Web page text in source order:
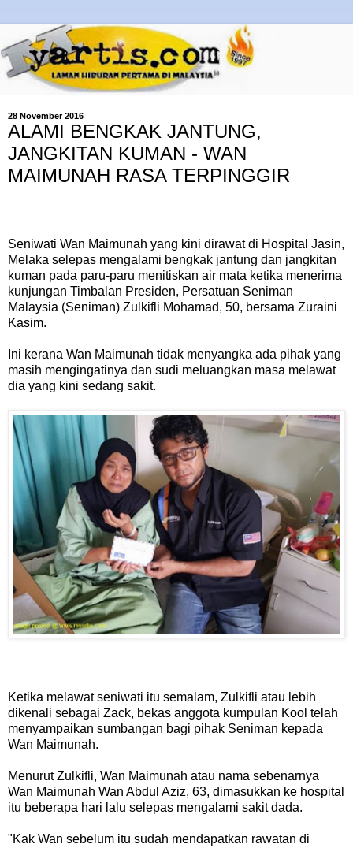
28 November 2016
ALAMI BENGKAK JANTUNG,
JANGKITAN KUMAN - WAN
MAIMUNAH RASA TERPINGGIR
Seniwati Wan Maimunah yang kini dirawat di Hospital Jasin,
Melaka selepas mengalami bengkak jantung dan jangkitan
kuman pada paru-paru menitiskan air mata ketika menerima
kunjungan Timbalan Presiden, Persatuan Seniman
Malaysia (Seniman) Zulkifli Mohamad, 50, bersama Zuraini
Kasim.
Ini kerana Wan Maimunah tidak menyangka ada pihak yang
masih mengingatinya dan sudi meluangkan masa melawat
dia yang kini sedang sakit.
Ketika melawat seniwati itu semalam, Zulkifli atau lebih
dikenali sebagai Zack, bekas anggota kumpulan Kool telah
menyampaikan sumbangan bagi pihak Seniman kepada
Wan Maimunah.
Menurut Zulkifli, Wan Maimunah atau nama sebenarnya
Wan Maimunah Wan Abdul Aziz, 63, dimasukkan ke hospital
itu beberapa hari lalu selepas mengalami sakit dada.
"Kak Wan sebelum itu sudah mendapatkan rawatan di